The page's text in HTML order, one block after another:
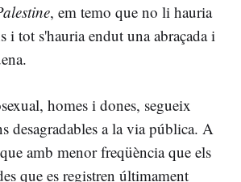
, em temo que no li hauria
i tot s'hauria endut una abraçada i
homes i dones, segueix
desagradables a la via pública. A
amb menor freqüència que els
que es registren últimament